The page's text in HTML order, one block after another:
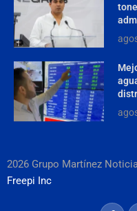
2026 Grupo Martínez
Freepi Inc